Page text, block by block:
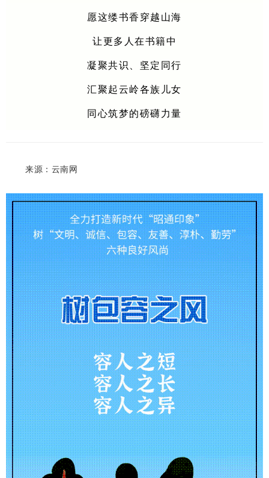
愿这缕书香穿越山海
让更多人在书籍中
凝聚共识、坚定同行
汇聚起云岭各族儿女
同心筑梦的磅礴力量
来源：云南网